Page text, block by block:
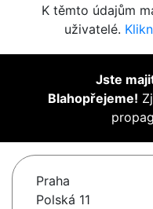
K těmto údajům
uživatelé.
Jste
Blahopřejeme!
Praha
Polská 11